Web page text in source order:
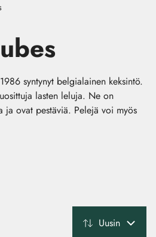
syntynyt belgialainen keksintö.
lasten leluja. Ne on
ja ovat pestäviä. Pelejä voi myös
Uusin